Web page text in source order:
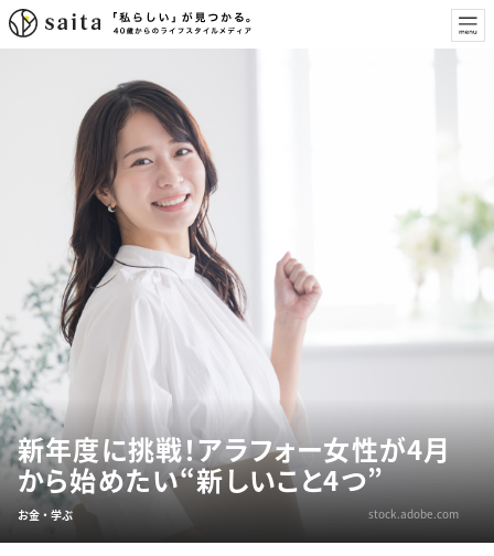
新年度に挑戦！アラフォー女性が4月
から始めたい“新しいこと4つ”
お金・学ぶ stock.adobe.com